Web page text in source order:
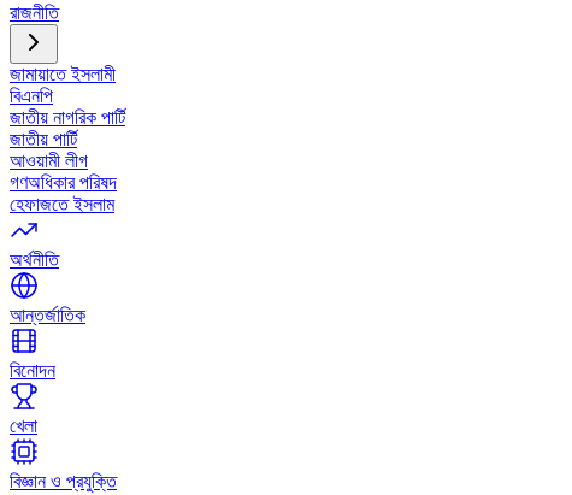
রাজনীতি
জামায়াতে ইসলামী
বিএনপি
জাতীয় নাগরিক পার্টি
জাতীয় পার্টি
আওয়ামী লীগ
গণঅধিকার পরিষদ
হেফাজতে ইসলাম
অর্থনীতি
আন্তর্জাতিক
বিনোদন
খেলা
বিজ্ঞান ও প্রযুক্তি